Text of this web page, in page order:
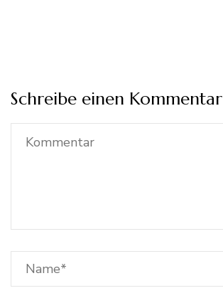
Schreibe einen Kommentar